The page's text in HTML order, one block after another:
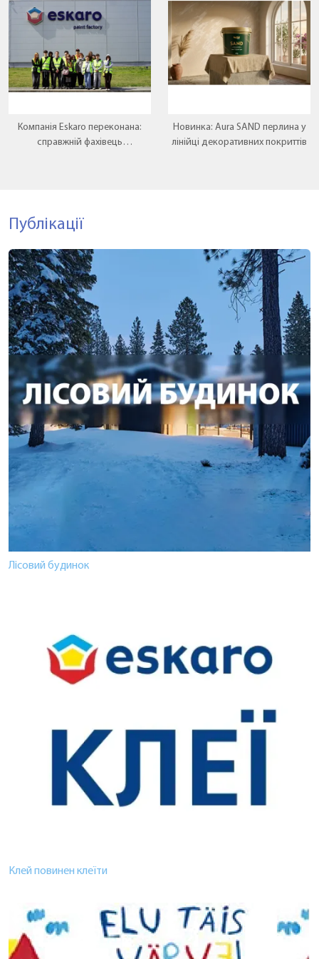
Компанія Eskaro переконана:
справжній фахівець
Новинка: Aura SAND перлина у
лінійці декоративних покриттів
Публікації
Лісовий будинок
Клей повинен клеїти